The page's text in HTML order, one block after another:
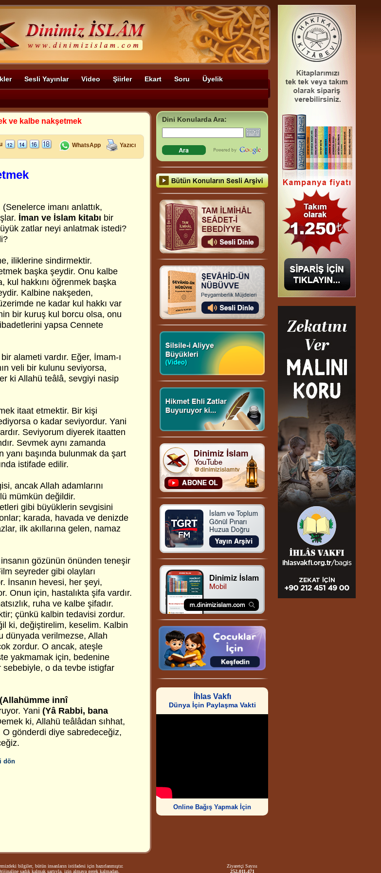
Sesli Yayınlar Video Şiirler Ekart Soru Üyelik
ve kalbe nakşetmek
WhatsApp Yazıcı
imanı anlattık,
İman ve İslam kitabı bir
zatlar neyi anlatmak istedi?
iliklerine sindirmektir.
başka şeydir. Onu kalbe
kul hakkını öğrenmek başka
Kalbine nakşeden,
ne kadar kul hakkı var
bir kuruş kul borcu olsa, onu
yapsa Cennete
alameti vardır. Eğer, İmam-ı
veli bir kulunu seviyorsa,
ki Allahü teâlâ, sevgiyi nasip
itaat etmektir. Bir kişi
o kadar seviyordur. Yani
Seviyorum diyerek itaatten
Sevmek aynı zamanda
başında bulunmak da şart
istifade edilir.
ancak Allah adamlarını
mümkün değildir.
gibi büyüklerin sevgisini
karada, havada ve denizde
ilk akıllarına gelen, namaz
gözünün önünden teneşir
seyreder gibi olayları
İnsanın hevesi, her şeyi,
Onun için, hastalıkta şifa vardır.
ruha ve kalbe şifadır.
çünkü kalbin tedavisi zordur.
ki, değiştirelim, keselim. Kalbin
dünyada verilmezse, Allah
zordur. O ancak, ateşle
yakmamak için, bedenine
sebebiyle, o da tevbe istigfar
(Allahümme innî
Yani (Yâ Rabbi, bana
ki, Allahü teâlâdan sıhhat,
O gönderdi diye sabredeceğiz,
dön
Dini Konularda Ara:
İhlas Vakfı
Dünya İçin Paylaşma Vakti
Online Bağış Yapmak İçin
bilgiler, bütün insanların istifadesi için hazırlanmıştır.
sadık kalmak şartıyla, izin almaya gerek kalmadan,
Ziyaretçi Sayısı
252.011.471